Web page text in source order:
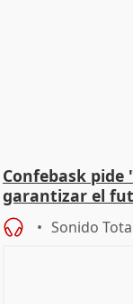
Confebask
garantizar el
Sonido